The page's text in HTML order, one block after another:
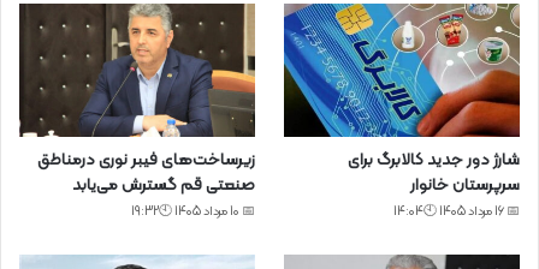
شارژ دور جدید کالابرگ برای
سرپرستان خانوار
📅 16 مرداد 1405 🕙14:04
زیرساخت‌های فیبر نوری درمناطق
صنعتی قم گسترش می‌یابد
📅 10 مرداد 1405 🕙19:32